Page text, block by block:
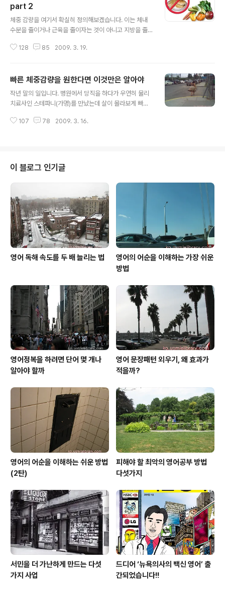
part 2
체중 감량을 여기서 확실히 정의해보겠습니다. 이는 체내
수분을 줄이거나 근육을 줄이자는 것이 아니고 지방을 줄
그램의 체중 감량을 달성했다는데 기뻐하시는 분들이 계신
차지하는 수분을 조금 줄였다고 진정한 의미의 체중감량은
일어나지 않은 것이니까요. 결국은 누구나 다 알고 있듯이
밥은 세끼 잘 먹고 유산소 운동과 근력 운동을 하는 것이 답
명히 제목은 빨리 체중 감량하기라고 달아놓았지만 제가
128 85 2009. 3. 19.
빠른 체중감량을 원한다면 이것만은 알아야
작년 말의 일입니다. 병원에서 당직을 하다가 우연히 물리
치료사인 스테파니(가명)를 만났는데 살이 몰라보게 빠져
냥 탄탄한 체구를 가진 아가씨라는 느낌이었는데 살이 갑
입어야 하는데 살이 많으면 보기 싫으니 옷에 몸을 맞춰야
한다고 살을 뺐다는 것입니다. 이 이야기를 듣고 너무나 웃
겨서 한참을 웃었고 그 후로도 친구 결혼식 때문에 살을 빼
고 있다는 사실을 상상만 하면 왠지 우스워서 그 생각만 하
면 실실 웃게 되었습니다. 얼마 후에 혼자 컴퓨터를 놓고 논
문 작업을 하다가 그 전에 webmd.c..
107 78 2009. 3. 16.
이 블로그 인기글
영어 독해 속도를 두 배 늘리는 법
영어의 어순을 이해하는 가장 쉬운
방법
영어정복을 하려면 단어 몇 개나
알아야 할까
영어 문장패턴 외우기, 왜 효과가
적을까?
영어의 어순을 이해하는 쉬운 방법
(2탄)
피해야 할 최악의 영어공부 방법
다섯가지
서민을 더 가난하게 만드는 다섯
가지 사업
드디어 ‘뉴욕의사의 백신 영어’ 출
간되었습니다!!